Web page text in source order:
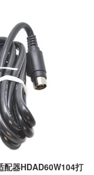
配器HDAD60W104打